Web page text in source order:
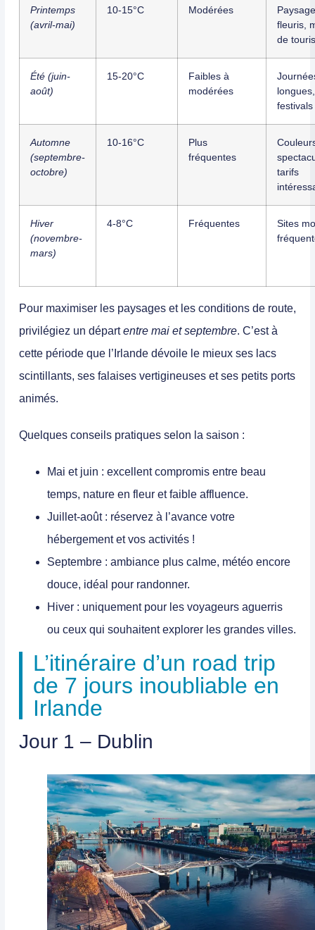
Printemps
(avril-mai)
10-15°C Modérées
fleuris,
de
Été (juin-
août)
15-20°C
Faibles à
modérées
longues,
festivals
Automne
(septembre-
octobre)
10-16°C
Plus
fréquentes
tarifs
Hiver
(novembre-
mars)
4-8°C Fréquentes
Sites
Pour maximiser les paysages et les conditions de route,
privilégiez un départentre mai et septembre. C’est à
cette période que l’Irlande dévoile le mieux ses lacs
scintillants, ses falaises vertigineuses et ses petits ports
animés.
Quelques conseils pratiques selon la saison :
Mai et juin : excellent compromis entre beau
temps, nature en fleur et faible affluence.
Juillet-août : réservez à l’avance votre
hébergement et vos activités !
Septembre : ambiance plus calme, météo encore
douce, idéal pour randonner.
Hiver : uniquement pour les voyageurs aguerris
ou ceux qui souhaitent explorer les grandes villes.
L’itinéraire d’un road trip
de 7 jours inoubliable en
Irlande
Jour 1 – Dublin